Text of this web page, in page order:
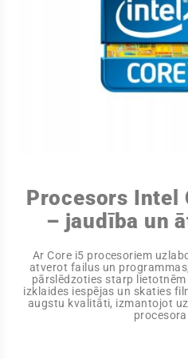
Procesors Intel
– jaudība un
Ar Core i5 procesoriem
atverot failus un
pārslēdzoties starp
izklaides iespējas un skaties
augstu kvalitāti, izmantojot